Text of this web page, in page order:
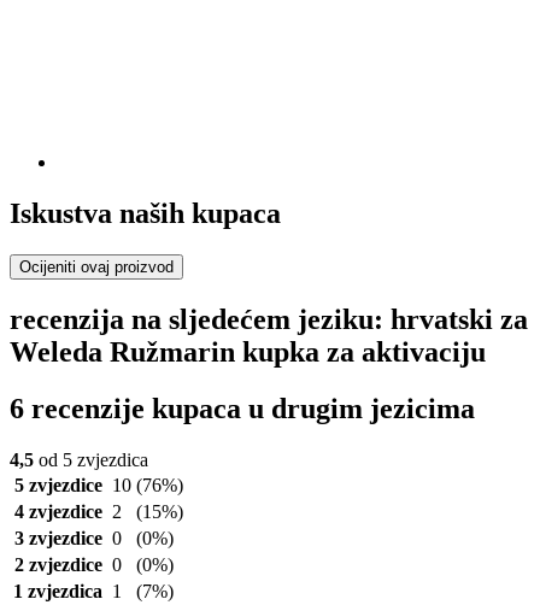
Iskustva naših kupaca
Ocijeniti ovaj proizvod
recenzija na sljedećem jeziku: hrvatski za
Weleda Ružmarin kupka za aktivaciju
6 recenzije kupaca u drugim jezicima
4,5 od 5 zvjezdica
5 zvjezdice 10 (76%)
4 zvjezdice 2
(15%)
3 zvjezdice 0
(0%)
2 zvjezdice 0
(0%)
1 zvjezdica 1 (7%)